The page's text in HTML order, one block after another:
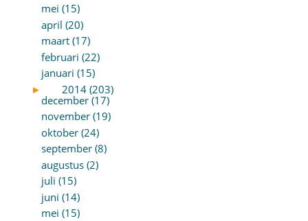
mei (15)
april (20)
maart (17)
februari (22)
januari (15)
►
2014 (203)
december (17)
november (19)
oktober (24)
september (8)
augustus (2)
juli (15)
juni (14)
mei (15)